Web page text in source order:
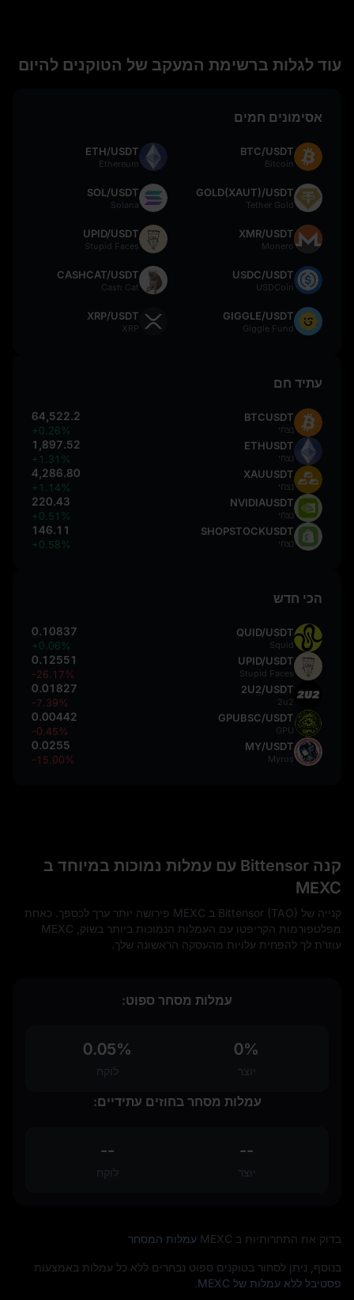
עוד לגלות ברשימת המעקב של הטוקנים להיום
אסימונים חמים
BTC/USDT
Bitcoin
ETH/USDT
Ethereum
GOLD(XAUT)/USDT
Tether Gold
SOL/USDT
Solana
XMR/USDT
Monero
UPID/USDT
Stupid Faces
USDC/USDT
USDCoin
CASHCAT/USDT
Cash Cat
GIGGLE/USDT
Giggle Fund
XRP/USDT
XRP
עתיד חם
BTCUSDT
נִצחִי
64,522.2
+0.26%
ETHUSDT
נִצחִי
1,897.52
+1.31%
XAUUSDT
נִצחִי
4,286.80
+1.14%
NVIDIAUSDT
נִצחִי
220.43
+0.51%
SHOPSTOCKUSDT
נִצחִי
146.11
+0.58%
הכי חדש
QUID/USDT
Squid
0.10837
+0.06%
UPID/USDT
Stupid Faces
0.12551
-26.17%
2U2/USDT
2u2
0.01827
-7.39%
GPUBSC/USDT
GPU
0.00442
-0.45%
MY/USDT
Myros
0.0255
-15.00%
קנה Bittensor עם עמלות נמוכות במיוחד ב
MEXC
קנייה של Bittensor (TAO) ב MEXC פירושה יותר ערך לכספך. כאחת
מפלטפורמות הקריפטו עם העמלות הנמוכות ביותר בשוק, MEXC
עוזרת לך להפחית עלויות מהעסקה הראשונה שלך.
עמלות מסחר ספוט:
0%
יוצר
0.05%
לוקח
עמלות מסחר בחוזים עתידיים:
--
יוצר
--
לוקח
בדוק את התחרותיות ב MEXC עמלות המסחר
בנוסף, ניתן לסחור בטוקנים ספוט נבחרים ללא כל עמלות באמצעות
פסטיבל ללא עמלות של MEXC